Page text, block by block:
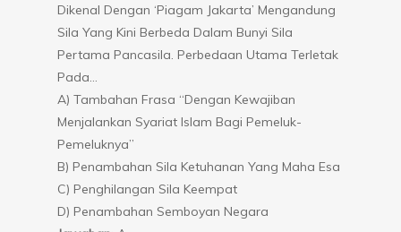
Dikenal Dengan ‘Piagam Jakarta’ Mengandung
Sila Yang Kini Berbeda Dalam Bunyi Sila
Pertama Pancasila. Perbedaan Utama Terletak
Pada…
A) Tambahan Frasa “dengan Kewajiban
Menjalankan Syariat Islam Bagi Pemeluk-
Pemeluknya”
B) Penambahan Sila Ketuhanan Yang Maha Esa
C) Penghilangan Sila Keempat
D) Penambahan Semboyan Negara